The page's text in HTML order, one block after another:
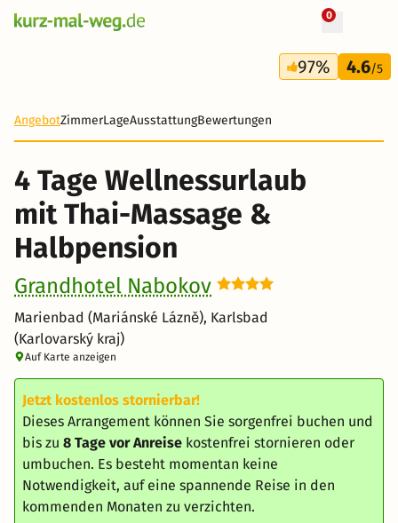
0
4 Tage
321 €
+ 55 Fotos
97% 4.6/5
AngebotZimmerLageAusstattungBewertungen
4 Tage Wellnessurlaub
mit Thai-Massage &
Halbpension
Grandhotel Nabokov
Marienbad (Mariánské Lázně), Karlsbad
(Karlovarský kraj)
Auf Karte anzeigen
Jetzt kostenlos stornierbar!
Dieses Arrangement können Sie sorgenfrei buchen und
bis zu 8 Tage vor Anreise kostenfrei stornieren oder
umbuchen. Es besteht momentan keine
Notwendigkeit, auf eine spannende Reise in den
kommenden Monaten zu verzichten.